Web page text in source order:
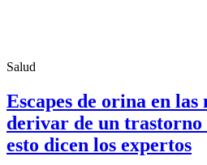
Salud
Escapes de orina en las
derivar de un trastorno
esto dicen los expertos